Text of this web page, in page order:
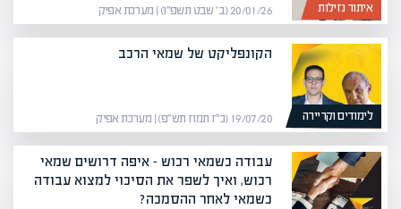
איתור נזילות 20/01/26 (ב׳ שבט תשפ״ו) | מערכת אפיק
לימודים וקריירה
הקונפליקט של שמאי הרכב
19/07/20 (כ״ז תמוז תש״פ) | מערכת אפיק
עבודה כשמאי רכוש – איפה דרושים שמאי
רכוש, ואיך לשפר את הסיכוי למצוא עבודה
כשמאי לאחר ההסמכה?